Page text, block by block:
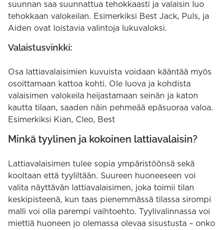
suunnan saa suunnattua tehokkaasti ja valaisin luo
tehokkaan valokeilan. Esimerkiksi Best Jack, Puls, ja
Aiden ovat loistavia valintoja lukuvaloksi.
Valaistusvinkki:
Osa lattiavalaisimien kuvuista voidaan kääntää myös
osoittamaan kattoa kohti. Ole luova ja kohdista
valaisimen valokeila heijastamaan seinän ja katon
kautta tilaan, saaden näin pehmeää epäsuoraa valoa.
Esimerkiksi Kian, Cleo, Best
Minkä tyylinen ja kokoinen lattiavalaisin?
Lattiavalaisimen tulee sopia ympäristöönsä sekä
kooltaan että tyyliltään. Suureen huoneeseen voi
valita näyttävän lattiavalaisimen, joka toimii tilan
keskipisteenä, kun taas pienemmässä tilassa sirompi
malli voi olla parempi vaihtoehto. Tyylivalinnassa voi
miettiä huoneen jo olemassa olevaa sisustusta – onko